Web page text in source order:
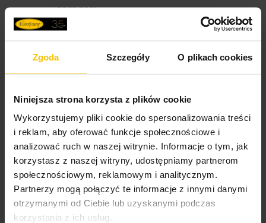
Zgoda Szczegóły O plikach cookies
Niniejsza strona korzysta z plików cookie
Wykorzystujemy pliki cookie do spersonalizowania treści
i reklam, aby oferować funkcje społecznościowe i
analizować ruch w naszej witrynie. Informacje o tym, jak
korzystasz z naszej witryny, udostępniamy partnerom
społecznościowym, reklamowym i analitycznym.
Partnerzy mogą połączyć te informacje z innymi danymi
otrzymanymi od Ciebie lub uzyskanymi podczas
korzystania z ich usług.
Wysłany na20.12.2021
Poduszka świetne sprawdza się jako akcent kolorystyczny w
biało-szarym salonie. Polecam.
Wysłany na12.10.2021